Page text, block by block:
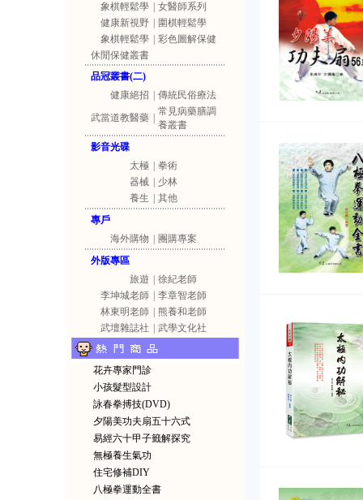
象棋輕鬆學
女醫師系列
健康新視野
圍棋輕鬆學
象棋輕鬆學
彩色圖解保健
休閒保健叢書
品冠叢書(二)
健康絕招
傳統民俗療法
武當道教醫藥
常見病藥膳調
養叢書
影音光碟
太極
拳術
器械
少林
養生
其他
專戶
海外購物
團購專案
外版專區
旅遊
徐紀老師
李坤城老師
李章智老師
林東明老師
熊養和老師
武壇雜誌社
武學文化社
花卉專家門診
小孩髮型設計
詠春拳搏技(DVD)
夕陽美功夫扇五十六式
易經六十甲子籤解探究
無極養生氣功
住宅修補DIY
八極拳運動全書